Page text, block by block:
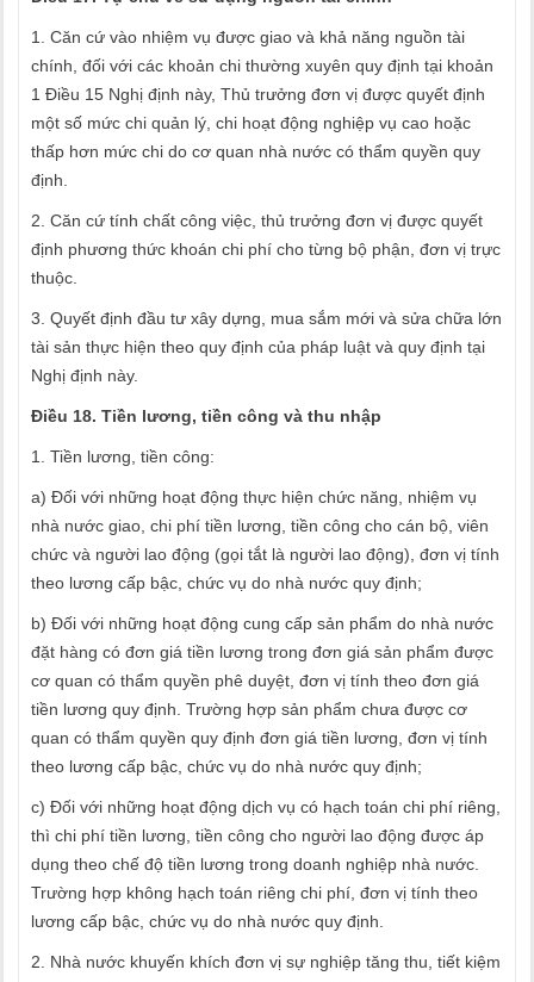
1. Căn cứ vào nhiệm vụ được giao và khả năng nguồn tài
chính, đối với các khoản chi thường xuyên quy định tại khoản
1 Điều 15 Nghị định này, Thủ trưởng đơn vị được quyết định
một số mức chi quản lý, chi hoạt động nghiệp vụ cao hoặc
thấp hơn mức chi do cơ quan nhà nước có thẩm quyền quy
định.
2. Căn cứ tính chất công việc, thủ trưởng đơn vị được quyết
định phương thức khoán chi phí cho từng bộ phận, đơn vị trực
thuộc.
3. Quyết định đầu tư xây dựng, mua sắm mới và sửa chữa lớn
tài sản thực hiện theo quy định của pháp luật và quy định tại
Nghị định này.
Điều 18. Tiền lương, tiền công và thu nhập
1. Tiền lương, tiền công:
a) Đối với những hoạt động thực hiện chức năng, nhiệm vụ
nhà nước giao, chi phí tiền lương, tiền công cho cán bộ, viên
chức và người lao động (gọi tắt là người lao động), đơn vị tính
theo lương cấp bậc, chức vụ do nhà nước quy định;
b) Đối với những hoạt động cung cấp sản phẩm do nhà nước
đặt hàng có đơn giá tiền lương trong đơn giá sản phẩm được
cơ quan có thẩm quyền phê duyệt, đơn vị tính theo đơn giá
tiền lương quy định. Trường hợp sản phẩm chưa được cơ
quan có thẩm quyền quy định đơn giá tiền lương, đơn vị tính
theo lương cấp bậc, chức vụ do nhà nước quy định;
c) Đối với những hoạt động dịch vụ có hạch toán chi phí riêng,
thì chi phí tiền lương, tiền công cho người lao động được áp
dụng theo chế độ tiền lương trong doanh nghiệp nhà nước.
Trường hợp không hạch toán riêng chi phí, đơn vị tính theo
lương cấp bậc, chức vụ do nhà nước quy định.
2. Nhà nước khuyến khích đơn vị sự nghiệp tăng thu, tiết kiệm